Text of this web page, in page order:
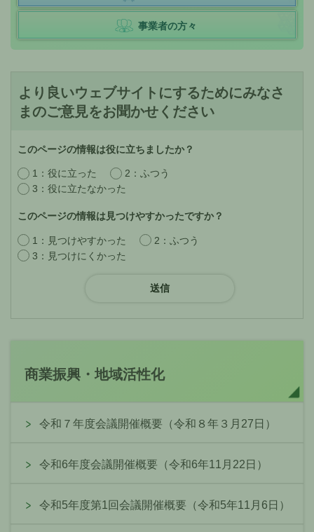
事業者の方々
より良いウェブサイトにするためにみなさ
まのご意見をお聞かせください
このページの情報は役に立ちましたか？
1：役に立った
2：ふつう
3：役に立たなかった
このページの情報は見つけやすかったですか？
1：見つけやすかった
2：ふつう
3：見つけにくかった
商業振興・地域活性化
令和７年度会議開催概要（令和８年３月27日）
令和6年度会議開催概要（令和6年11月22日）
令和5年度第1回会議開催概要（令和5年11月6日）